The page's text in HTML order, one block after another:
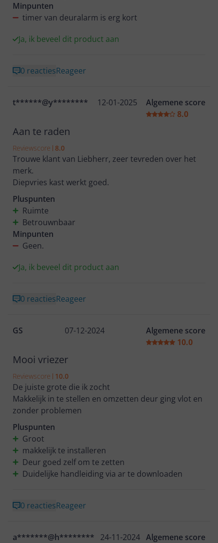
Minpunten
timer van deuralarm is erg kort
Ja, ik beveel dit product aan
0 reactiesReageer
t******@y******** 12-01-2025
Algemene score
8.0
Aan te raden
Reviewscore 8.0
Trouwe klant van Liebherr, zeer tevreden over het
merk.
Diepvries kast werkt goed.
Pluspunten
Ruimte
Betrouwnbaar
Minpunten
Geen.
Ja, ik beveel dit product aan
0 reactiesReageer
GS 07-12-2024
Algemene score
10.0
Mooi vriezer
Reviewscore 10.0
De juiste grote die ik zocht
Makkelijk in te stellen en omzetten deur ging vlot en
zonder problemen
Pluspunten
Groot
makkelijk te installeren
Deur goed zelf om te zetten
Duidelijke handleiding via ar te downloaden
0 reactiesReageer
a*******@h******** 24-11-2024 Algemene score